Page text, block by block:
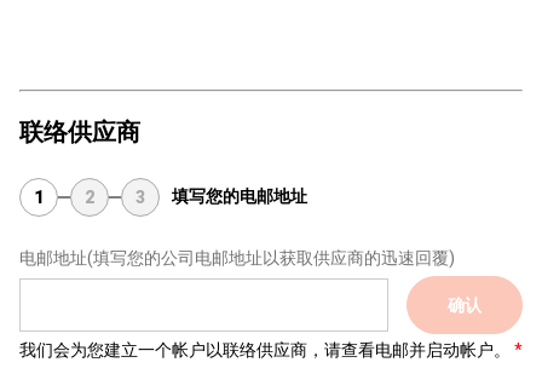
联络供应商
1 2 3 填写您的电邮地址
电邮地址(填写您的公司电邮地址以获取供应商的迅速回覆)
确认
我们会为您建立一个帐户以联络供应商，请查看电邮并启动帐户。